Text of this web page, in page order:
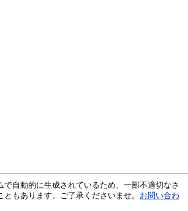
で自動的に生成されているため、一部不適切なさ
もあります。ご了承くださいませ。 お問い合わ